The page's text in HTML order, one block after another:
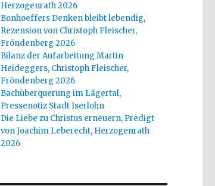
Herzogenrath 2026
Bonhoeffers Denken bleibt lebendig,
Rezension von Christoph Fleischer,
Fröndenberg 2026
Bilanz der Aufarbeitung Martin
Heideggers, Christoph Fleischer,
Fröndenberg 2026
Bachüberquerung im Lägertal,
Pressenotiz Stadt Iserlohn
Die Liebe zu Christus erneuern, Predigt
von Joachim Leberecht, Herzogenrath
2026